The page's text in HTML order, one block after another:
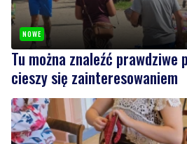
NOWE
Tu można znaleźć
cieszy się zainteresowaniem